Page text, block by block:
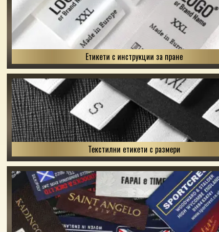
Етикети с инструкции за пране
Текстилни етикети с размери